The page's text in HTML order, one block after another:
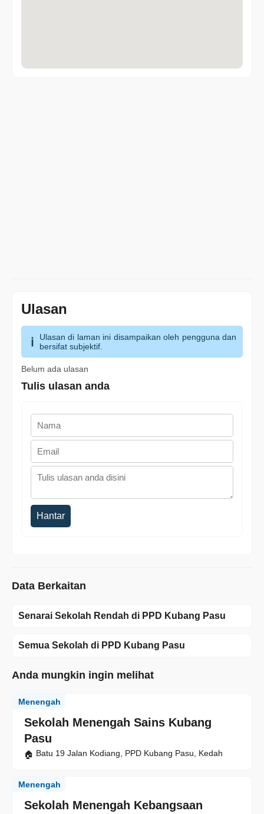
Ulasan
Ulasan di laman ini disampaikan oleh pengguna dan
bersifat subjektif.
Belum ada ulasan
Tulis ulasan anda
Hantar
Data Berkaitan
Senarai Sekolah Rendah di PPD Kubang Pasu
Semua Sekolah di PPD Kubang Pasu
Anda mungkin ingin melihat
Sekolah Menengah Sains Kubang
Pasu
Menengah
Batu 19 Jalan Kodiang, PPD Kubang Pasu, Kedah
Sekolah Menengah Kebangsaan
Menengah